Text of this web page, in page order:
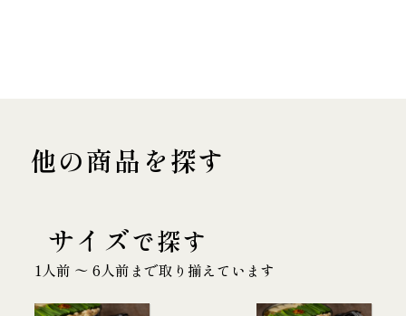
他の商品を探す
サイズで探す
1人前 〜 6人前まで取り揃えています